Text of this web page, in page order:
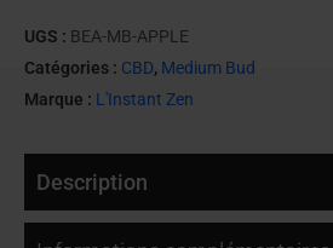
UGS : BEA-MB-APPLE
Catégories : CBD, Medium Bud
Marque : L'Instant Zen
Description